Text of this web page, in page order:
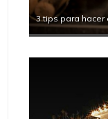
3 tips para hacer